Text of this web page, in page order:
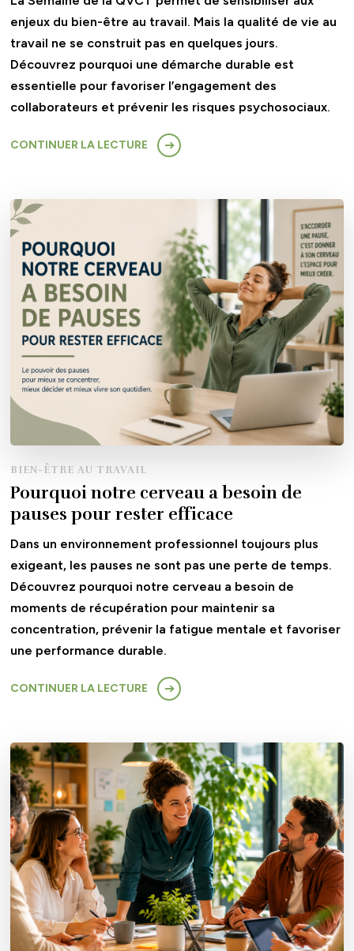
enjeux du bien-être au travail. Mais la qualité de vie au
travail ne se construit pas en quelques jours.
Découvrez pourquoi une démarche durable est
essentielle pour favoriser l’engagement des
collaborateurs et prévenir les risques psychosociaux.
CONTINUER LA LECTURE
BIEN-ÊTRE AU TRAVAIL
Pourquoi notre cerveau a besoin de
pauses pour rester efficace
Dans un environnement professionnel toujours plus
exigeant, les pauses ne sont pas une perte de temps.
Découvrez pourquoi notre cerveau a besoin de
moments de récupération pour maintenir sa
concentration, prévenir la fatigue mentale et favoriser
une performance durable.
CONTINUER LA LECTURE